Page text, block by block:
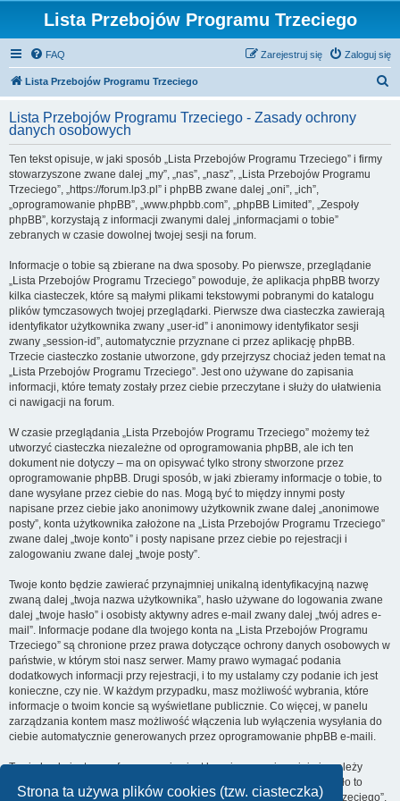
Strona ta używa plików cookies (tzw. ciasteczka)
Lista Przebojów Programu Trzeciego
FAQ Zaloguj się
Zarejestruj się
Lista Przebojów Programu Trzeciego
k
Lista Przebojów Programu Trzeciego - Zasady ochrony
danych osobowych
Ten tekst opisuje, w jaki sposób „Lista Przebojów Programu Trzeciego” i firmy
stowarzyszone zwane dalej „my”, „nas”, „nasz”, „Lista Przebojów Programu
Trzeciego”, „https://forum.lp3.pl” i phpBB zwane dalej „oni”, „ich”,
„oprogramowanie phpBB”, „www.phpbb.com”, „phpBB Limited”, „Zespoły
phpBB”, korzystają z informacji zwanymi dalej „informacjami o tobie”
zebranych w czasie dowolnej twojej sesji na forum.
Informacje o tobie są zbierane na dwa sposoby. Po pierwsze, przeglądanie
„Lista Przebojów Programu Trzeciego” powoduje, że aplikacja phpBB tworzy
kilka ciasteczek, które są małymi plikami tekstowymi pobranymi do katalogu
plików tymczasowych twojej przeglądarki. Pierwsze dwa ciasteczka zawierają
identyfikator użytkownika zwany „user-id” i anonimowy identyfikator sesji
zwany „session-id”, automatycznie przyznane ci przez aplikację phpBB.
Trzecie ciasteczko zostanie utworzone, gdy przejrzysz chociaż jeden temat na
„Lista Przebojów Programu Trzeciego”. Jest ono używane do zapisania
informacji, które tematy zostały przez ciebie przeczytane i służy do ułatwienia
ci nawigacji na forum.
W czasie przeglądania „Lista Przebojów Programu Trzeciego” możemy też
utworzyć ciasteczka niezależne od oprogramowania phpBB, ale ich ten
dokument nie dotyczy – ma on opisywać tylko strony stworzone przez
oprogramowanie phpBB. Drugi sposób, w jaki zbieramy informacje o tobie, to
dane wysyłane przez ciebie do nas. Mogą być to między innymi posty
napisane przez ciebie jako anonimowy użytkownik zwane dalej „anonimowe
posty”, konta użytkownika założone na „Lista Przebojów Programu Trzeciego”
zwane dalej „twoje konto” i posty napisane przez ciebie po rejestracji i
zalogowaniu zwane dalej „twoje posty”.
Twoje konto będzie zawierać przynajmniej unikalną identyfikacyjną nazwę
zwaną dalej „twoja nazwa użytkownika”, hasło używane do logowania zwane
dalej „twoje hasło” i osobisty aktywny adres e-mail zwany dalej „twój adres e-
mail”. Informacje podane dla twojego konta na „Lista Przebojów Programu
Trzeciego” są chronione przez prawa dotyczące ochrony danych osobowych w
państwie, w którym stoi nasz serwer. Mamy prawo wymagać podania
dodatkowych informacji przy rejestracji, i to my ustalamy czy podanie ich jest
konieczne, czy nie. W każdym przypadku, masz możliwość wybrania, które
informacje o twoim koncie są wyświetlane publicznie. Co więcej, w panelu
zarządzania kontem masz możliwość włączenia lub wyłączenia wysyłania do
ciebie automatycznie generowanych przez oprogramowanie phpBB e-maili.
Twoje hasło jest zaszyfrowane, więc jest bezpieczne, niemniej nie należy
używać tego samego hasła na różnych witrynach internetowych. Hasło to
umożliwia dostęp do twojego konta na „Lista Przebojów Programu Trzeciego”,